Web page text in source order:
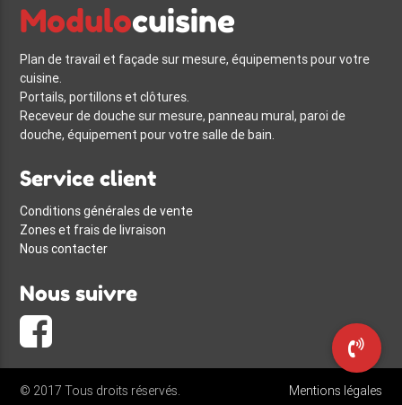
Modulocuisine
Plan de travail et façade sur mesure, équipements pour votre
cuisine.
Portails, portillons et clôtures.
Receveur de douche sur mesure, panneau mural, paroi de
douche, équipement pour votre salle de bain.
Service client
Conditions générales de vente
Zones et frais de livraison
Nous contacter
Nous suivre
© 2017 Tous droits réservés. Mentions légales